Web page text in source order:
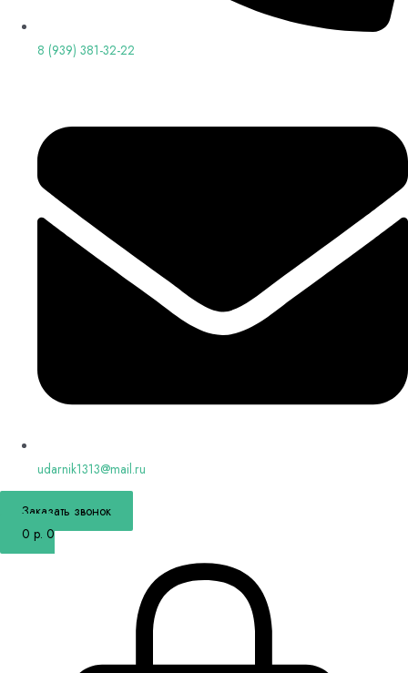
8 (939) 381-32-22
udarnik1313@mail.ru
Заказать звонок
0 р. 0